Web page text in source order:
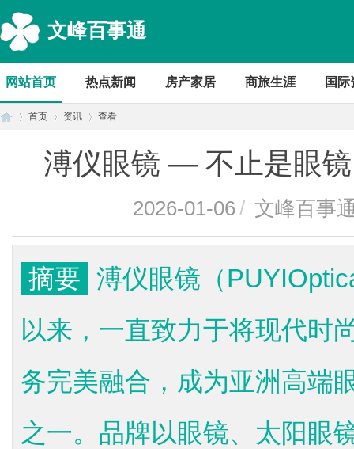
文峰百事通
网站首页 热点新闻 房产家居 商旅生涯 国际
首页 资讯 查看
溥仪眼镜 — 不止是眼
2026-01-06/ 文峰百事
摘要 溥仪眼镜（
以来，一直致力于将现代时
务完美融合，成为亚洲高端
之一。品牌以眼镜、太阳眼